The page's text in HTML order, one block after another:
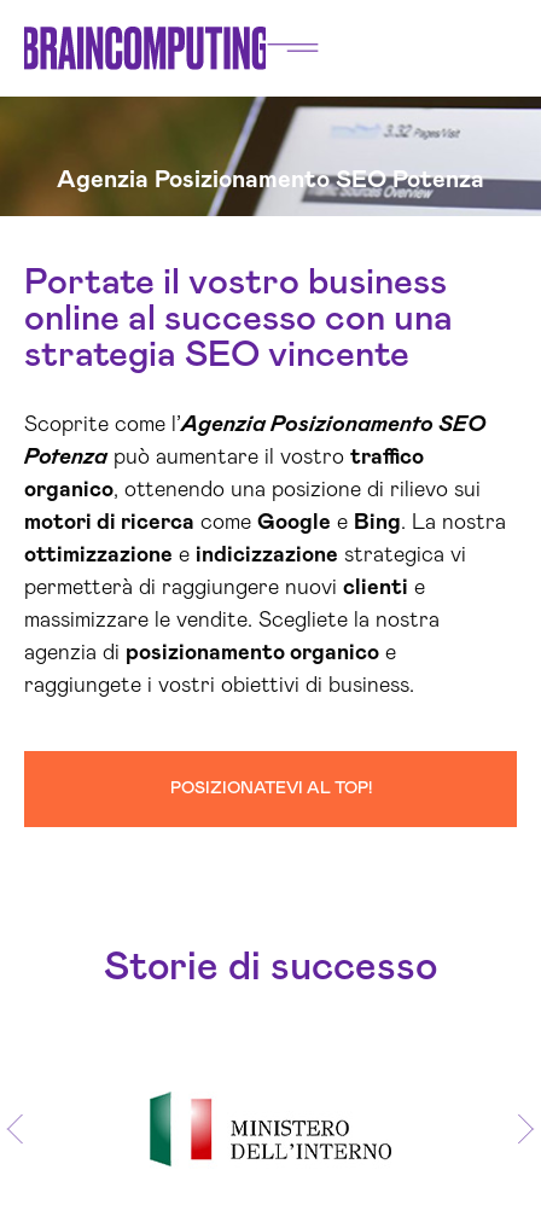
Agenzia Posizionamento SEO Potenza
Portate il vostro business
online al successo con una
strategia SEO vincente
Scoprite come l’Agenzia Posizionamento SEO
Potenzapuò aumentare il vostro traffico
organico, ottenendo una posizione di rilievo sui
motori di ricerca come Google e Bing. La nostra
ottimizzazione e indicizzazione strategica vi
permetterà di raggiungere nuovi clienti e
massimizzare le vendite. Scegliete la nostra
agenzia di posizionamento organico e
raggiungete i vostri obiettivi di business.
POSIZIONATEVI AL TOP!
Storie di successo